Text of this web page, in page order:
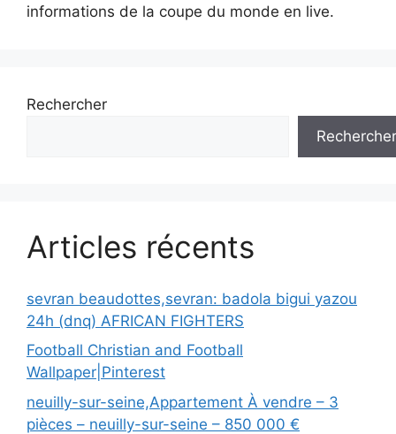
informations de la coupe du monde en live.
Rechercher
Rechercher
Articles récents
sevran beaudottes,sevran: badola bigui yazou
24h (dnq) AFRICAN FIGHTERS
Football Christian and Football
Wallpaper|Pinterest
neuilly-sur-seine,Appartement À vendre – 3
pièces – neuilly-sur-seine – 850 000 €